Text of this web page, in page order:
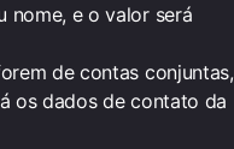
nome, e o valor será
de contas conjuntas,
os dados de contato da